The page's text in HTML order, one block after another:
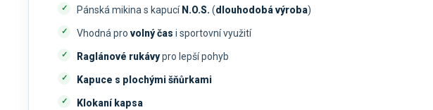
Pánská mikina s kapucí N.O.S. (dlouhodobá výroba)
Vhodná pro volný čas i sportovní využití
Raglánové rukávypro lepší pohyb
Kapuce s plochými šňůrkami
Klokaní kapsa